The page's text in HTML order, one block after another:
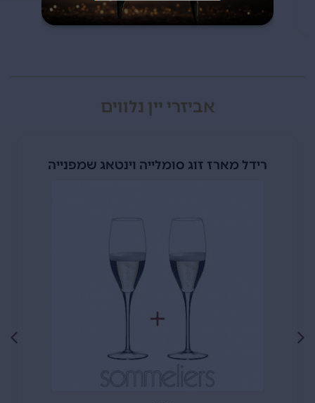
אביזרי יין נלווים
רידל מארז זוג סומלייה וינטאג שמפנייה